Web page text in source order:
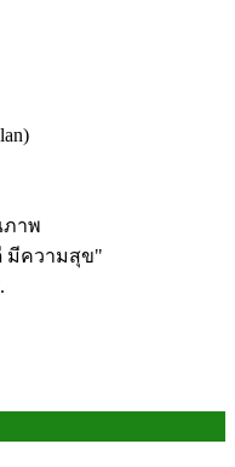
าพ
มีความสุข"